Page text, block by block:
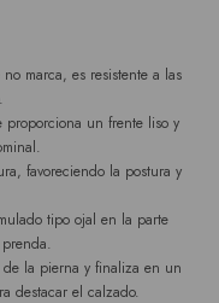
marca, es resistente a las
un frente liso y
favoreciendo la postura y
tipo ojal en la parte
la pierna y finaliza en un
destacar el calzado.